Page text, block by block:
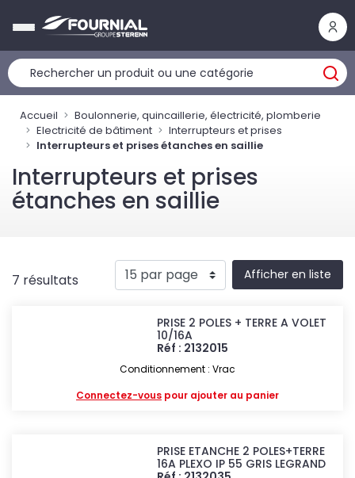
Accueil
Boulonnerie, quincaillerie, électricité, plomberie
Electricité de bâtiment
Interrupteurs et prises
Interrupteurs et prises étanches en saillie
Interrupteurs et prises
étanches en saillie
7 résultats Afficher en liste
PRISE 2 POLES + TERRE A VOLET
10/16A
Réf : 2132015
Conditionnement : Vrac
Connectez-vous pour ajouter au panier
PRISE ETANCHE 2 POLES+TERRE
16A PLEXO IP 55 GRIS LEGRAND